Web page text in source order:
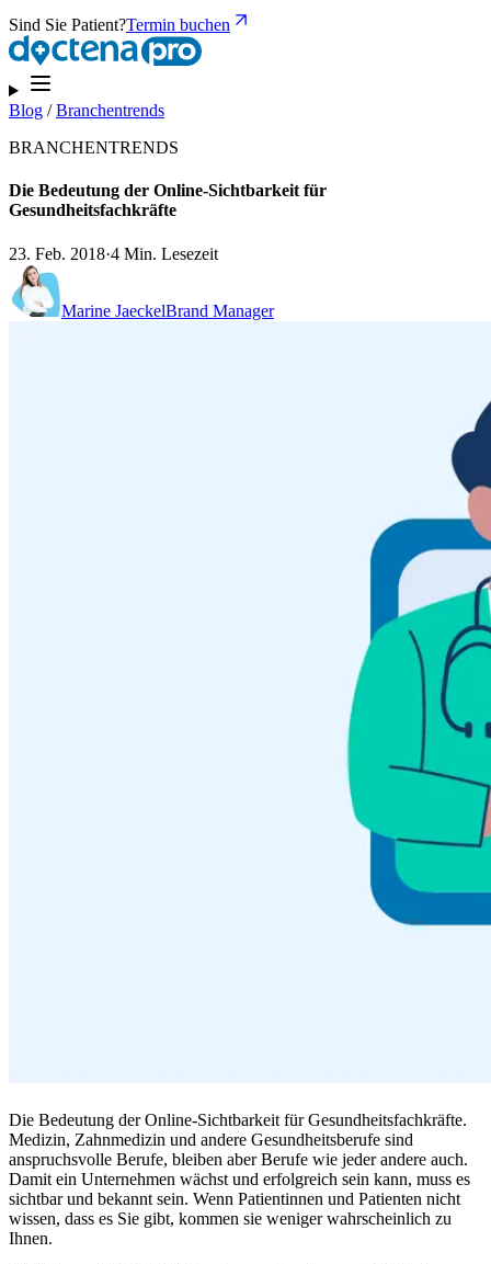
Sind Sie Patient?Termin buchen
Blog /Branchentrends
BRANCHENTRENDS
Die Bedeutung der Online-Sichtbarkeit für
Gesundheitsfachkräfte
23. Feb. 2018·4 Min. Lesezeit
Marine JaeckelBrand Manager
Die Bedeutung der Online-Sichtbarkeit für Gesundheitsfachkräfte.
Medizin, Zahnmedizin und andere Gesundheitsberufe sind
anspruchsvolle Berufe, bleiben aber Berufe wie jeder andere auch.
Damit ein Unternehmen wächst und erfolgreich sein kann, muss es
sichtbar und bekannt sein. Wenn Patientinnen und Patienten nicht
wissen, dass es Sie gibt, kommen sie weniger wahrscheinlich zu
Ihnen.